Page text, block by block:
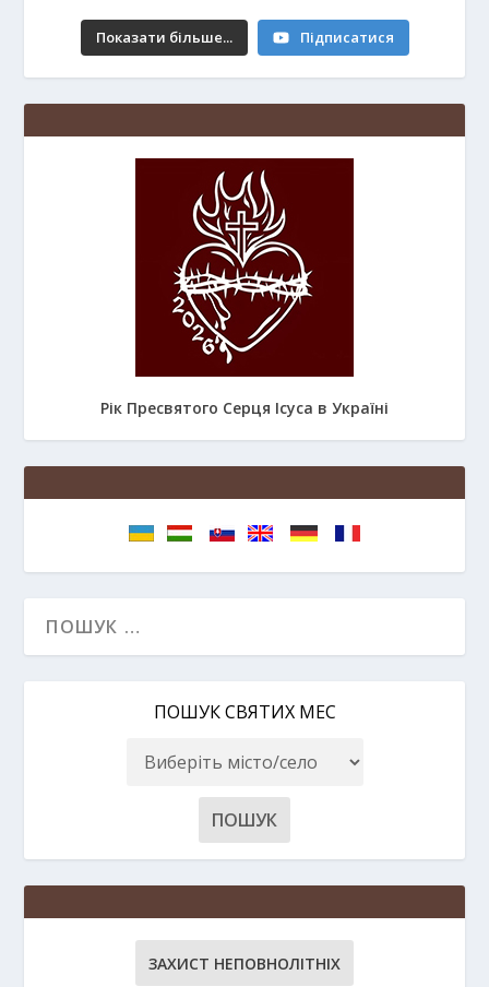
Показати більше... Підписатися
Рік Пресвятого Серця Ісуса в Україні
ПОШУК СВЯТИХ МЕС
ЗАХИСТ НЕПОВНОЛІТНІХ